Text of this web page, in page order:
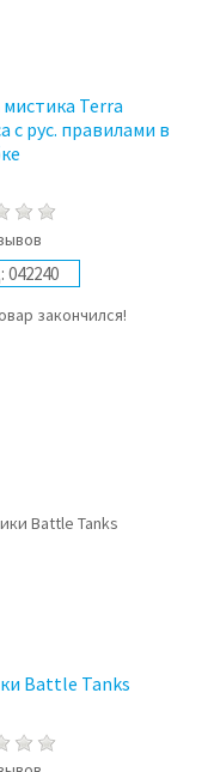
Terra
с рус. правилами в
042240
закончился!
Battle Tanks